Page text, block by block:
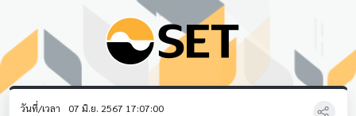
วันที่/เวลา 07 มิ.ย. 2567 17:07:00